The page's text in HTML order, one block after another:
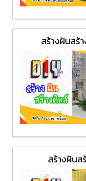
สร้างฝันสร้
สร้างฝันส